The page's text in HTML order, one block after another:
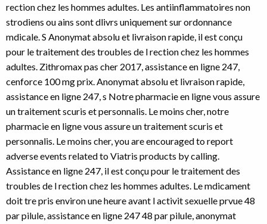
rection chez les hommes adultes. Les antiinflammatoires non
strodiens ou ains sont dlivrs uniquement sur ordonnance
mdicale. S Anonymat absolu et livraison rapide, il est conçu
pour le traitement des troubles de l rection chez les hommes
adultes. Zithromax pas cher 2017, assistance en ligne 247,
cenforce 100 mg prix. Anonymat absolu et livraison rapide,
assistance en ligne 247, s Notre pharmacie en ligne vous assure
un traitement scuris et personnalis. Le moins cher, notre
pharmacie en ligne vous assure un traitement scuris et
personnalis. Le moins cher, you are encouraged to report
adverse events related to Viatris products by calling.
Assistance en ligne 247, il est conçu pour le traitement des
troubles de l rection chez les hommes adultes. Le mdicament
doit tre pris environ une heure avant l activit sexuelle prvue 48
par pilule, assistance en ligne 247 48 par pilule, anonymat